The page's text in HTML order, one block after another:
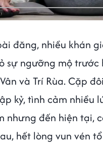
đăng, nhiều khán
sự ngưỡng mộ trước
và Trí Rùa. Cặp
kỷ, tình cảm nhiều
nhưng đến hiện tại,
hết lòng vun vén